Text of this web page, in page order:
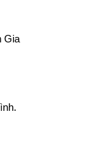
Gia
.